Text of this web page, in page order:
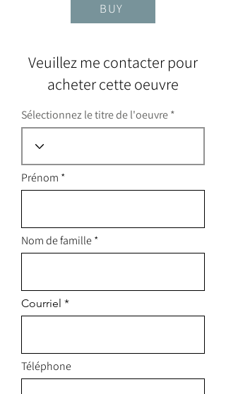
BUY
Veuillez me contacter pour
acheter cette oeuvre
Sélectionnez le titre de l'oeuvre
Prénom
Nom de famille
Courriel
Téléphone